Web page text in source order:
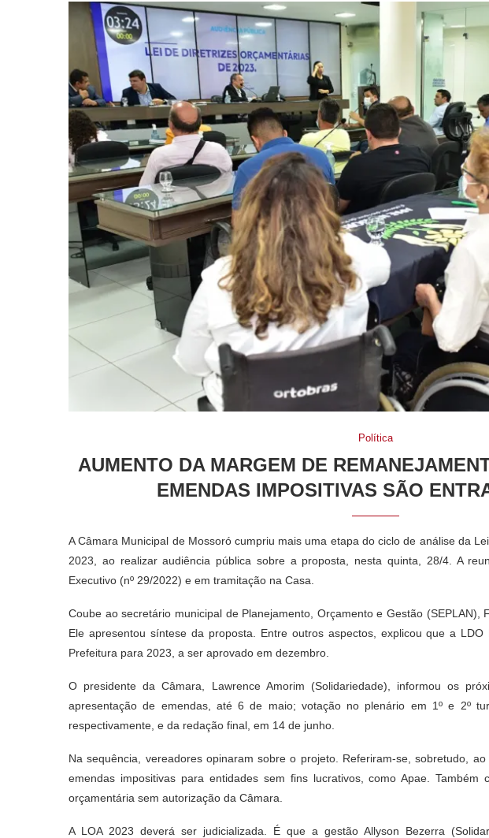
Política
AUMENTO DA MARGEM DE
EMENDAS IMPOSITIVAS SÃO
A Câmara Municipal de Mossoró cumpriu mais uma etapa do ciclo de análise da
2023, ao realizar audiência pública sobre a proposta, nesta quinta, 28/4. A
Executivo (nº 29/2022) e em tramitação na Casa.
Coube ao secretário municipal de Planejamento, Orçamento e Gestão (SEPLAN),
Ele apresentou síntese da proposta. Entre outros aspectos, explicou que a
Prefeitura para 2023, a ser aprovado em dezembro.
O presidente da Câmara, Lawrence Amorim (Solidariedade), informou os
apresentação de emendas, até 6 de maio; votação no plenário em 1º e 2º
respectivamente, e da redação final, em 14 de junho.
Na sequência, vereadores opinaram sobre o projeto. Referiram-se, sobretudo,
emendas impositivas para entidades sem fins lucrativos, como Apae. Também
orçamentária sem autorização da Câmara.
A LOA 2023 deverá ser judicializada. É que a gestão Allyson Bezerra